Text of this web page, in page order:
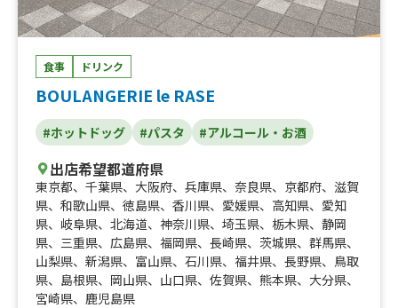
食事 ドリンク
BOULANGERIE le RASE
#ホットドッグ #パスタ #アルコール・お酒
出店希望都道府県
東京都、 千葉県、 大阪府、 兵庫県、 奈良県、 京都府、 滋賀
県、 和歌山県、 徳島県、 香川県、 愛媛県、 高知県、 愛知
県、 岐阜県、 北海道、 神奈川県、 埼玉県、 栃木県、 静岡
県、 三重県、 広島県、 福岡県、 長崎県、 茨城県、 群馬県、
山梨県、 新潟県、 富山県、 石川県、 福井県、 長野県、 鳥取
県、 島根県、 岡山県、 山口県、 佐賀県、 熊本県、 大分県、
宮崎県、 鹿児島県